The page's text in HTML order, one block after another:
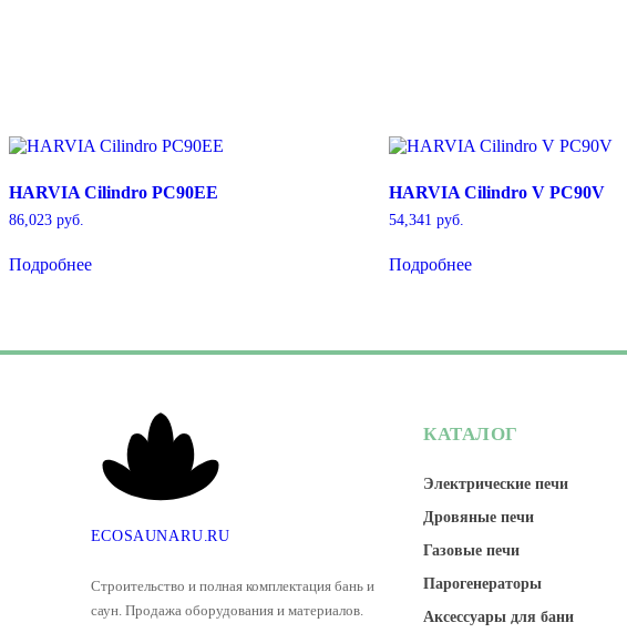
HARVIA Cilindro PC90EE
86,023 руб.
Подробнее
HARVIA Cilindro V PC90V
54,341 руб.
Подробнее
ECOSAUNARU .RU
Строительство и полная комплектация бань и
саун. Продажа оборудования и материалов.
КАТАЛОГ
Электрические печи
Дровяные печи
Газовые печи
Парогенераторы
Аксессуары для бани